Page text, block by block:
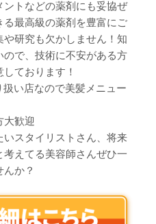
ントなどの薬剤にも妥協ぜ
最高級の薬剤を豊富にご
研究も欠かしません！知
で、技術に不安がある方
ております！
い店なので美髪メニュー
歓迎
いスタイリストさん、将来
えてる美容師さんぜひ一
か？